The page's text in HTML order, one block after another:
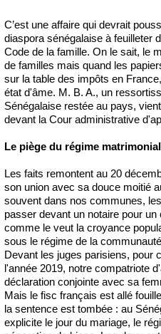
C’est une affaire qui devrait
diaspora sénégalaise à feuilleter
Code de la famille. On le sait, le
de familles mais quand les
sur la table des impôts en
état d'âme. M. B. A., un
Sénégalaise restée au pays,
devant la Cour administrative
Le piège du régime
Les faits remontent au 20
son union avec sa douce moitié
souvent dans nos communes,
passer devant un notaire pour
comme le veut la croyance
sous le régime de la
Devant les juges parisiens, pour
l'année 2019, notre compatriote
déclaration conjointe avec sa
Mais le fisc français est allé
la sentence est tombée : au
explicite le jour du mariage, le